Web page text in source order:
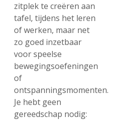
zitplek te creëren aan
tafel, tijdens het leren
of werken, maar net
zo goed inzetbaar
voor speelse
bewegingsoefeningen
of
ontspanningsmomenten.
Je hebt geen
gereedschap nodig: